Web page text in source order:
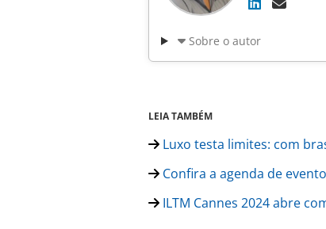
Sobre o autor
LEIA TAMBÉM
Luxo testa limites: com
Confira a agenda de
ILTM Cannes 2024 abre